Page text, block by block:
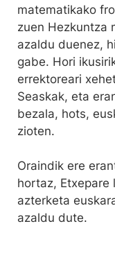
matematikako
zuen Hezkuntza
azaldu duenez,
gabe. Hori
errektoreari
Seaskak, eta
bezala, hots,
zioten.
Oraindik ere
hortaz, Etxepare
azterketa
azaldu dute.